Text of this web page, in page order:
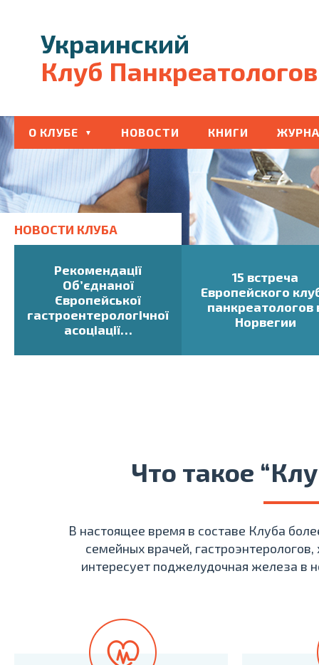
Украинский
Клуб Панкреатологов
О КЛУБЕ НОВОСТИ КНИГИ
НОВОСТИ КЛУБА
Рекомендації
Об’єднаної
Європейської
гастроентерологічної
асоціації…
15 встреча
Европейского
панкреатологов
Норвегии
Что такое
В настоящее время в составе Клуба
семейных врачей,
интересует поджелудочная железа в